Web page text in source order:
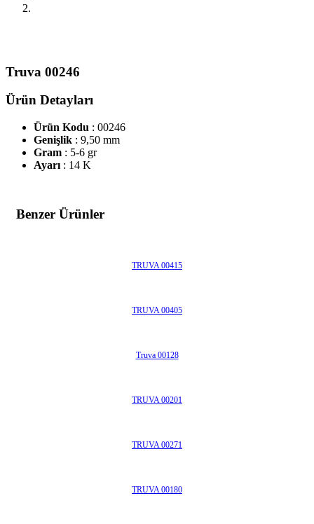
Truva 00246
Ürün Detayları
Ürün Kodu : 00246
Genişlik : 9,50 mm
Gram : 5-6 gr
Ayarı : 14 K
Benzer Ürünler
TRUVA 00415
TRUVA 00405
Truva 00128
TRUVA 00201
TRUVA 00271
TRUVA 00180